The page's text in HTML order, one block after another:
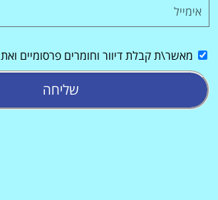
מאשר\ת קבלת דיוור וחומרים פרסומיים ואת
שליחה